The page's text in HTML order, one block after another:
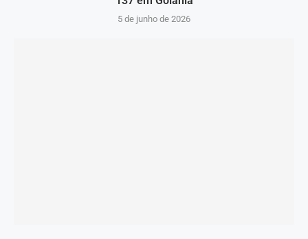
5 de junho de 2026